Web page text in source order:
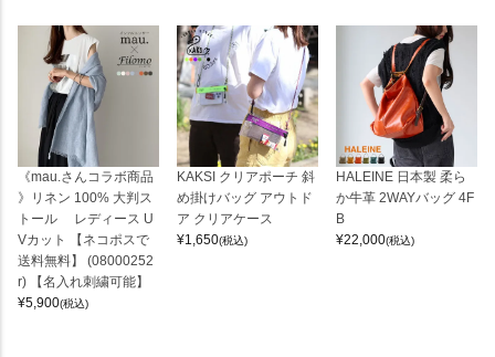
《mau.さんコラボ商品
》リネン 100% 大判ス
トール レディース U
Vカット 【ネコポスで
送料無料】 (08000252
r) 【名入れ刺繍可能】
¥5,900(税込)
KAKSI クリアポーチ 斜
め掛けバッグ アウトド
ア クリアケース
¥1,650(税込)
HALEINE 日本製 柔ら
か牛革 2WAYバッグ 4F
B
¥22,000(税込)